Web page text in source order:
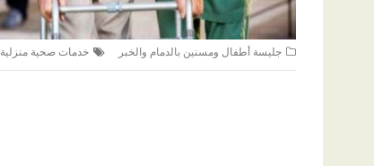
جليسة أطفال ومسنين بالدمام والخبر خدمات صحية منزلية